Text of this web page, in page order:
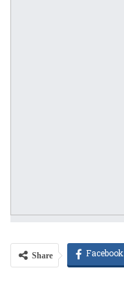
Share Facebook